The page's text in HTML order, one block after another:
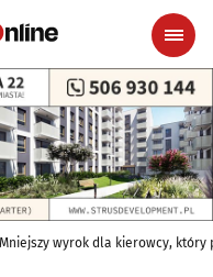
Mniejszy wyrok dla kierowcy, który